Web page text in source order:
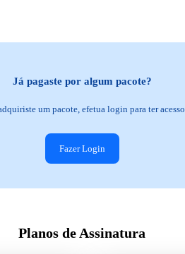
Já pagaste por algum pacote?
um pacote, efetua login para ter acesso.
Fazer Login
Planos de Assinatura